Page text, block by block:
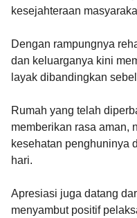
kesejahteraan
Dengan rampungnya
dan keluarganya kini
layak dibandingkan
Rumah yang telah
memberikan rasa aman,
kesehatan penghuninya
hari.
Apresiasi juga datang
menyambut positif